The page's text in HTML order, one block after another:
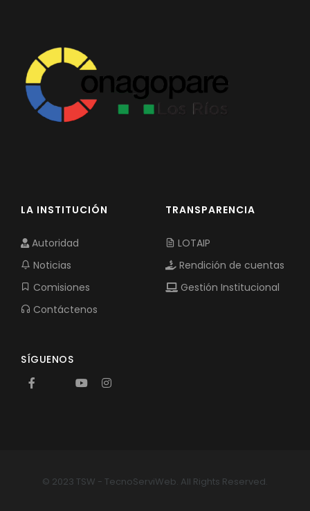
LA INSTITUCIÓN
Autoridad
Noticias
Comisiones
Contáctenos
TRANSPARENCIA
LOTAIP
Rendición de cuentas
Gestión Institucional
SÍGUENOS
© 2023 TSW - TecnoServiWeb. All Rights Reserved.